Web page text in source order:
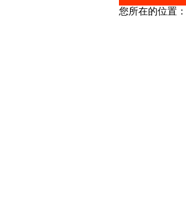
您所在的位置：